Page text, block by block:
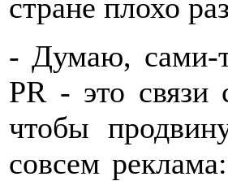
стране плохо
- Думаю, сами-
PR - это связи
чтобы
совсем